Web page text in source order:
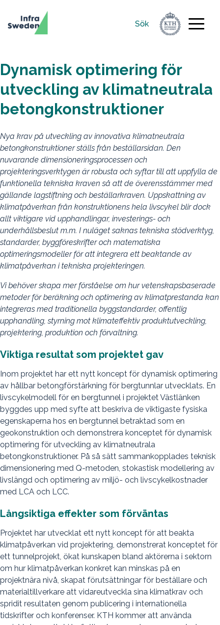
Sök
Sök
efter:
Dynamisk optimering för
utveckling av klimatneutrala
betongkonstruktioner
Nya krav på utveckling av innovativa klimatneutrala
betongkonstruktioner ställs från beställarsidan. Den
nuvarande dimensioneringsprocessen och
projekteringsverktygen är robusta och syftar till att uppfylla de
funktionella tekniska kraven så att de överensstämmer med
gällande lagstiftning och beställarkraven. Uppskattning av
klimatpåverkan från konstruktionens hela livscykel blir dock
allt viktigare vid upphandlingar, investerings- och
underhållsbeslut m.m. I nuläget saknas tekniska stödverktyg,
standarder, byggföreskrifter och matematiska
optimeringsmodeller för att integrera ett beaktande av
klimatpåverkan i tekniska projekteringen.
Vi behöver skapa mer förståelse om hur vetenskapsbaserade
metoder för beräkning och optimering av klimatprestanda kan
integreras med traditionella byggstandarder, offentlig
upphandling, styrning mot klimateffektiv produktutveckling,
projektering, produktion och förvaltning.
Viktiga resultat som projektet gav
Inom projektet har ett nytt koncept för dynamisk optimering
av hållbar betongförstärkning för bergtunnlar utvecklats. En
livscykelmodell för en bergtunnel i projektet Västlänken
byggdes upp med syfte att beskriva de viktigaste fysiska
egenskaperna hos en bergtunnel betraktad som en
geokonstruktion och demonstrera konceptet för dynamisk
optimering för utveckling av klimatneutrala
betongkonstruktioner. På så sätt sammankopplades teknisk
dimensionering med Q-metoden, stokastisk modellering av
livslängd och optimering av miljö- och livscykelkostnader
med LCA och LCC.
Långsiktiga effekter som förväntas
Projektet har utvecklat ett nytt koncept för att beakta
klimatpåverkan vid projektering, demonstrerat konceptet för
ett tunnelprojekt, ökat kunskapen bland aktörerna i sektorn
om hur klimatpåverkan konkret kan minskas på en
projektnära nivå, skapat förutsättningar för beställare och
materialtillverkare att vidareutveckla sina klimatkrav och
spridit resultaten genom publicering i internationella
tidskrifter och konferenser. KTH kommer att använda